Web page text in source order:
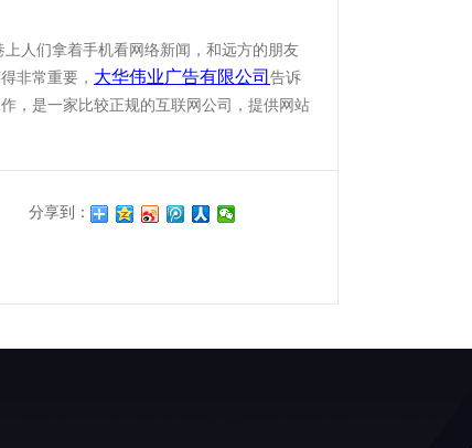
人们拿着手机看网络新闻，和远方的朋友
非常重要， 大华伟业广告有限公司 告诉
，是一家比较正规的互联网公司，提供网站
分享到：